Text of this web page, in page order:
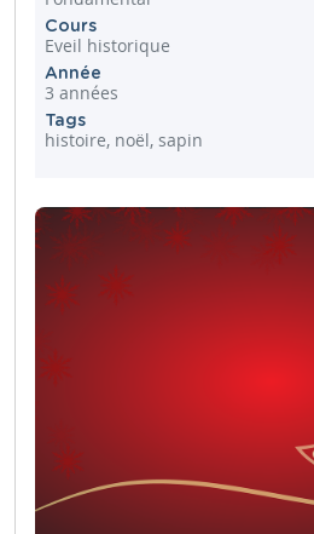
Cours
Eveil historique
Année
3 années
Tags
histoire, noël, sapin